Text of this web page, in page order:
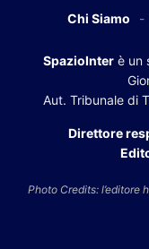
Chi Siamo
SpazioInter è un
Aut. Tribunale di
Direttore
Photo Credits: l’editore